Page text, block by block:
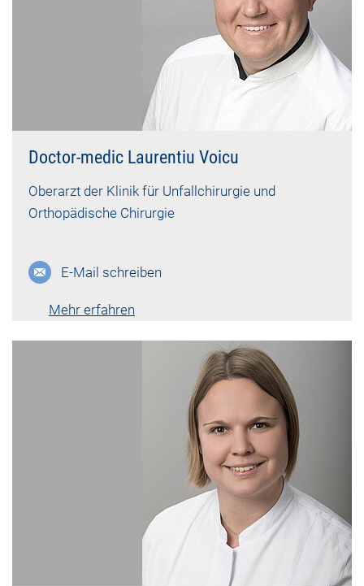
Doctor-medic Laurentiu Voicu
Oberarzt der Klinik für Unfallchirurgie und
Orthopädische Chirurgie
E-Mail schreiben
Mehr erfahren
Lebenslauf vk-5078